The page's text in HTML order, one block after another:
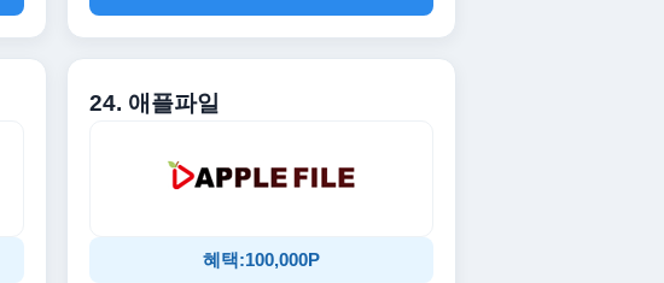
24. 애플파일
혜택:100,000P